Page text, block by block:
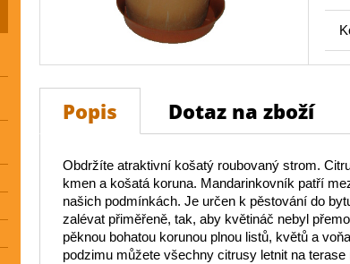
Popis Dotaz na zboží
Obdržíte atraktivní košatý roubovaný strom.
kmen a košatá koruna. Mandarinkovník patří
našich podmínkách. Je určen k pěstování do
zalévat přiměřeně, tak, aby květináč nebyl
pěknou bohatou korunou plnou listů, květů a
podzimu můžete všechny citrusy letnit na